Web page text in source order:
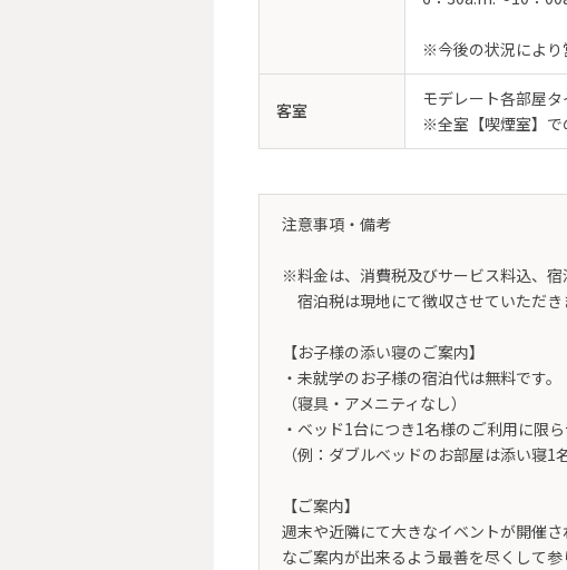
※今後の状況により
客室
モデレート各部屋タ
※全室【喫煙室】で
注意事項・備考
※料金は、消費税及びサービス料込、宿
宿泊税は現地にて徴収させていただき
【お子様の添い寝のご案内】
・未就学のお子様の宿泊代は無料です。
（寝具・アメニティなし）
・ベッド1台につき1名様のご利用に限ら
（例：ダブルベッドのお部屋は添い寝1
【ご案内】
週末や近隣にて大きなイベントが開催
なご案内が出来るよう最善を尽くして